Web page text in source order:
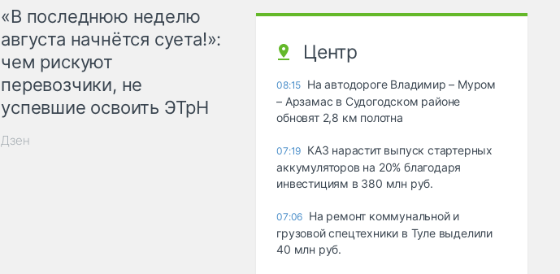
«В последнюю неделю
августа начнётся суета!»:
чем рискуют
перевозчики, не
успевшие освоить ЭТрН
Дзен
Центр
08:15 На автодороге Владимир – Муром
– Арзамас в Судогодском районе
обновят 2,8 км полотна
07:19 КАЗ нарастит выпуск стартерных
аккумуляторов на 20% благодаря
инвестициям в 380 млн руб.
07:06 На ремонт коммунальной и
грузовой спецтехники в Туле выделили
40 млн руб.